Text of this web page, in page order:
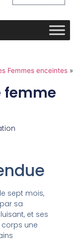
Femmes enceintes »
femme
sept mois,
sa
et ses
une